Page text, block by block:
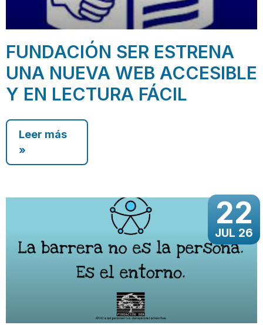
FUNDACIÓN SER ESTRENA
UNA NUEVA WEB ACCESIBLE
Y EN LECTURA FÁCIL
Leer más
»
22
JUL 26